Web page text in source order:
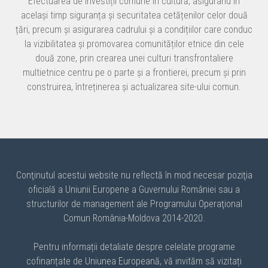
același timp siguranța și securitatea cetățenilor celor două
țări, precum și asigurarea cadrului și a condițiilor care conduc
la vizibilitatea și promovarea comunităților etnice din cele
două zone, prin crearea unei culturi transfrontaliere
multietnice centru pe o parte și a frontierei, precum și prin
construirea, întreținerea și actualizarea site-ului comun.
Conţinutul acestui website nu reflectă în mod necesar poziţia
oficială a Uniunii Europene a Guvernului României sau a
structurilor de management ale Programului Operaţional
Comun România-Moldova 2014-2020.
Pentru informații detaliate despre celelate programe
cofinanțate de Uniunea Europeană, vă invităm să vizitați